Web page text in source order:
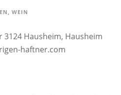
WEIN
Hausheim, Hausheim
haftner.com